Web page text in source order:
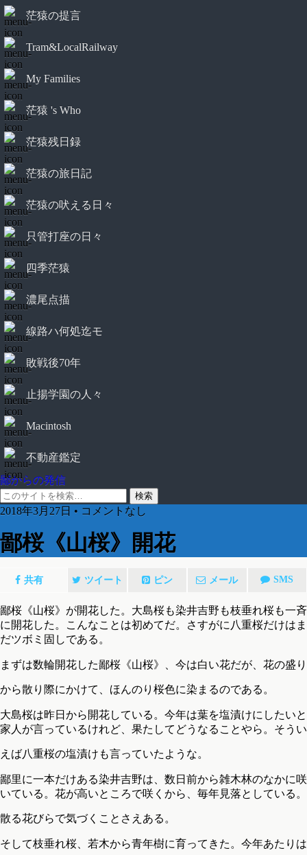
茫猿の提言
Tram&LocalRailway
My Families
茫猿 's Who
茫猿残日録
茫猿の旅日記
茫猿の吠える日々
只管打座の日々
四季茫猿
濃尾点描
線路ハ何処迄モ
敗戦後70年
止揚学園の人々
Macintosh
不動産鑑定
鄙からの発信
2018年3月27日 • コメントなし
鄙桜《山桜》開花
共有 ツイート ピン メール SMS
鄙桜《山桜》が開花した。大島桜も染井吉野も枝垂れ桜も一斉
に開花した。こんなことは初めてだ。さすがに八重桜だけはま
だツボミ固しである。
まずは数輪開花した鄙桜《山桜》、今は白い花だが、花の盛り
から散り際にかけて、ほんのり桜色に染まるのである。
大島桜は昨日から開花している。今年は葉を塩漬けにしたいと
家人が言っているけれど、果たしてどうなることやら。そうい
えば八重桜の塩漬けも言っていたような。
鄙里に一本だけある染井吉野は、数日前から雑木林のなかに咲
いている。花が高いところで咲くから、毎年見落としている。
散る花びらで気づくことさえある。
そして枝垂れ桜、若木から青年樹に育ってきた。今年あたりは